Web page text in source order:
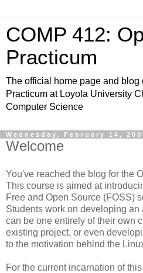
COMP 412:
Practicum
The official home page and blog
Practicum at Loyola University
Computer Science
Wednesday, February 14,
Welcome
You've reached the blog for the
This course is aimed at
Free and Open Source (FOSS)
Students work on developing
can be one entirely of their own
existing project, or even
to the motivation behind the
For the current incarnation of